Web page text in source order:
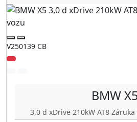
V250139 CB
BMWX5
3,0 d xDrive 210kW AT8